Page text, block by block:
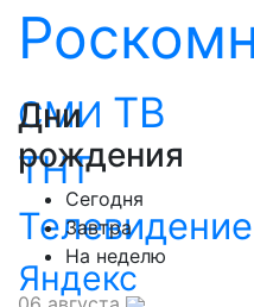
СМИ ТВ
ТНТ
Телевидение
Яндекс
Дни
рождения
Сегодня
Завтра
На неделю